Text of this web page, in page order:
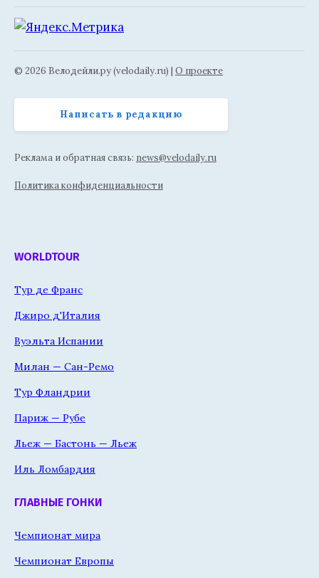
© 2026 Велодейли.ру (velodaily.ru) | О проекте
Написать в редакцию
Реклама и обратная связь: news@velodaily.ru
Политика конфиденциальности
WORLDTOUR
Тур де Франс
Джиро д'Италия
Вуэльта Испании
Милан — Сан-Ремо
Тур Фландрии
Париж — Рубе
Льеж — Бастонь — Льеж
Иль Ломбардия
ГЛАВНЫЕ ГОНКИ
Чемпионат мира
Чемпионат Европы